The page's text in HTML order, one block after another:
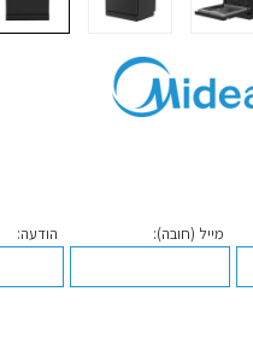
מייל (חובה): הודעה: